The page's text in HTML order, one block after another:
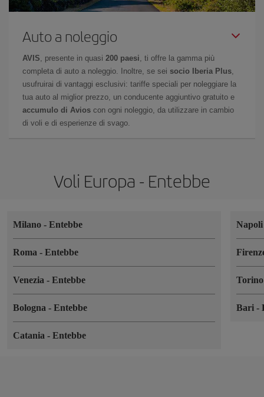
Auto a noleggio
AVIS , presente in quasi 200 paesi , ti offre la gamma più
completa di auto a noleggio. Inoltre, se sei socio Iberia Plus
usufruirai di vantaggi esclusivi: tariffe speciali per noleggiare la
tua auto al miglior prezzo, un conducente aggiuntivo gratuito e
accumulo di Avios con ogni noleggio, da utilizzare in cambio
di voli e di esperienze di svago.
Voli Europa - Entebbe
Milano - Entebbe
Roma - Entebbe
Venezia - Entebbe
Bologna - Entebbe
Catania - Entebbe
Bari-